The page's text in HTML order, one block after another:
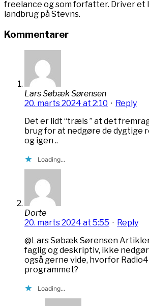
freelance og som forfatter. Driver et
landbrug på Stevns.
Kommentarer
Lars Søbæk Sørensen
20. marts 2024 at 2:10 · Reply
Det er lidt “træls ” at det
brug for at nedgøre de dygtige
og igen ..
Loading...
Dorte
20. marts 2024 at 5:55 · Reply
@Lars Søbæk Sørensen
faglig og deskriptiv, ikke
også gerne vide, hvorfor
programmet?
Loading...